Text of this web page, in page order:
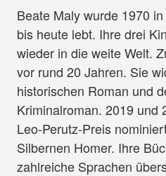
Beate Maly wurde 1970
bis heute lebt. Ihre drei
wieder in die weite Welt.
vor rund 20 Jahren. Sie
historischen Roman und
Kriminalroman. 2019 und
Leo-Perutz-Preis
Silbernen Homer. Ihre
zahlreiche Sprachen